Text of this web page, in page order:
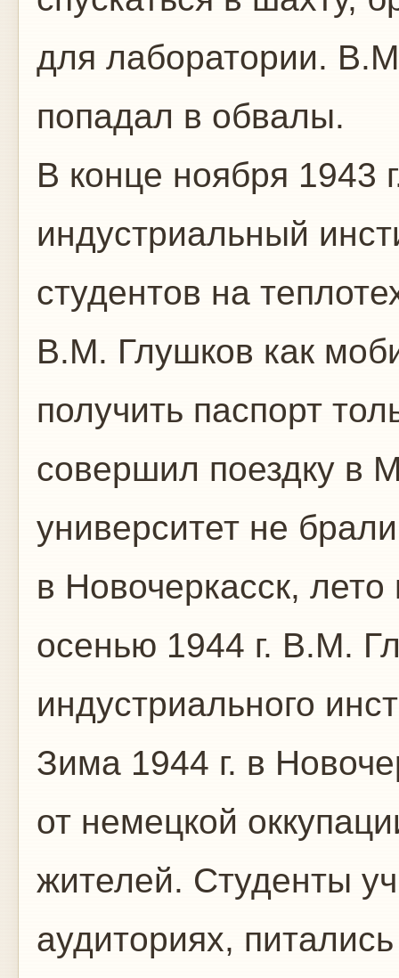
для лаборатории.
попадал в обвалы.
В конце ноября 1943
индустриальный
студентов на
В.М. Глушков как
получить паспорт
совершил поездку в
университет не
в Новочеркасск,
осенью 1944 г. В.М.
индустриального
Зима 1944 г. в
от немецкой
жителей. Студенты
аудиториях,